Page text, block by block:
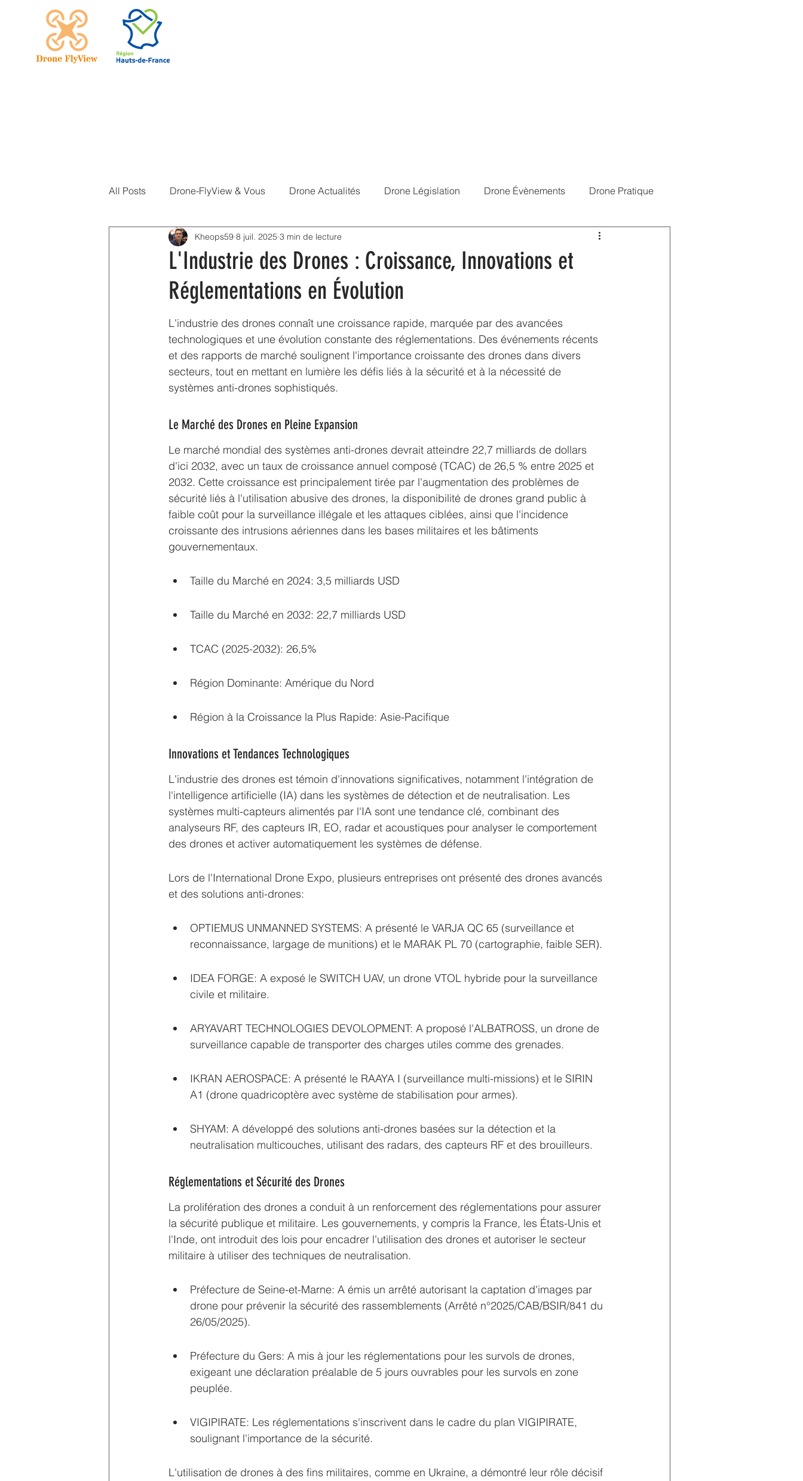
All Posts Drone-FlyView & Vous Drone Actualités Drone Législation Drone Évènements Drone Pratique
Actualités DJI
L'Industrie des Drones : Croissance, Innovations et
Réglementations en Évolution
Kheops59 8 juil. 2025 3 min de lecture
L'industrie des drones connaît une croissance rapide, marquée par des avancées
technologiques et une évolution constante des réglementations. Des événements récents
et des rapports de marché soulignent l'importance croissante des drones dans divers
secteurs, tout en mettant en lumière les défis liés à la sécurité et à la nécessité de
systèmes anti-drones sophistiqués.
Le Marché des Drones en Pleine Expansion
Le marché mondial des systèmes anti-drones devrait atteindre 22,7 milliards de dollars
d'ici 2032, avec un taux de croissance annuel composé (TCAC) de 26,5 % entre 2025 et
2032. Cette croissance est principalement tirée par l'augmentation des problèmes de
sécurité liés à l'utilisation abusive des drones, la disponibilité de drones grand public à
faible coût pour la surveillance illégale et les attaques ciblées, ainsi que l'incidence
croissante des intrusions aériennes dans les bases militaires et les bâtiments
gouvernementaux.
Taille du Marché en 2024: 3,5 milliards USD
Taille du Marché en 2032: 22,7 milliards USD
TCAC (2025-2032): 26,5%
Région Dominante: Amérique du Nord
Région à la Croissance la Plus Rapide: Asie-Pacifique
Innovations et Tendances Technologiques
L'industrie des drones est témoin d'innovations significatives, notamment l'intégration de
l'intelligence artificielle (IA) dans les systèmes de détection et de neutralisation. Les
systèmes multi-capteurs alimentés par l'IA sont une tendance clé, combinant des
analyseurs RF, des capteurs IR, EO, radar et acoustiques pour analyser le comportement
des drones et activer automatiquement les systèmes de défense.
Lors de l'International Drone Expo, plusieurs entreprises ont présenté des drones avancés
et des solutions anti-drones:
OPTIEMUS UNMANNED SYSTEMS: A présenté le VARJA QC 65 (surveillance et
reconnaissance, largage de munitions) et le MARAK PL 70 (cartographie, faible SER).
IDEA FORGE: A exposé le SWITCH UAV, un drone VTOL hybride pour la surveillance
civile et militaire.
ARYAVART TECHNOLOGIES DEVOLOPMENT: A proposé l'ALBATROSS, un drone de
surveillance capable de transporter des charges utiles comme des grenades.
IKRAN AEROSPACE: A présenté le RAAYA I (surveillance multi-missions) et le SIRIN
A1 (drone quadricoptère avec système de stabilisation pour armes).
SHYAM: A développé des solutions anti-drones basées sur la détection et la
neutralisation multicouches, utilisant des radars, des capteurs RF et des brouilleurs.
Réglementations et Sécurité des Drones
La prolifération des drones a conduit à un renforcement des réglementations pour assurer
la sécurité publique et militaire. Les gouvernements, y compris la France, les États-Unis et
l'Inde, ont introduit des lois pour encadrer l'utilisation des drones et autoriser le secteur
militaire à utiliser des techniques de neutralisation.
Préfecture de Seine-et-Marne: A émis un arrêté autorisant la captation d'images par
drone pour prévenir la sécurité des rassemblements (Arrêté n°2025/CAB/BSIR/841 du
26/05/2025).
Préfecture du Gers: A mis à jour les réglementations pour les survols de drones,
exigeant une déclaration préalable de 5 jours ouvrables pour les survols en zone
peuplée.
VIGIPIRATE: Les réglementations s'inscrivent dans le cadre du plan VIGIPIRATE,
soulignant l'importance de la sécurité.
L'utilisation de drones à des fins militaires, comme en Ukraine, a démontré leur rôle décisif